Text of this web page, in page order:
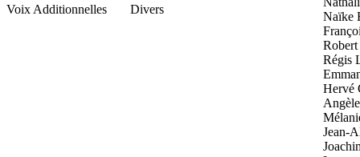
Voix Additionnelles Divers
Naïke
Régis
Hervé
Jean-